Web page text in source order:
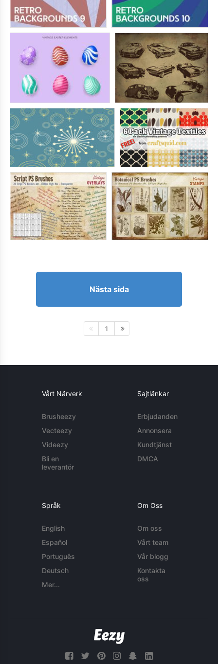
Nästa sida
1
Vårt Närverk
Brusheezy
Vecteezy
Videezy
Bli en
leverantör
Sajtlänkar
Erbjudanden
Annonsera
Kundtjänst
DMCA
Språk
English
Español
Português
Deutsch
Mer...
Om Oss
Om oss
Vårt team
Vår blogg
Kontakta
oss